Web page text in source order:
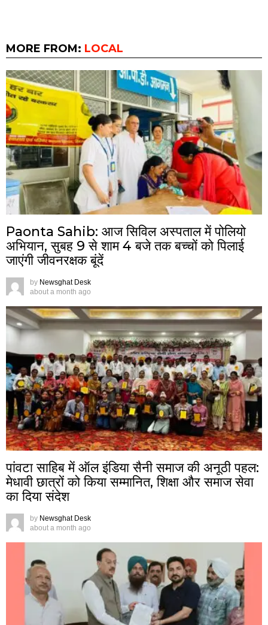
MORE FROM: LOCAL
Paonta Sahib: आज सिविल अस्पताल में पोलियो
अभियान, सुबह 9 से शाम 4 बजे तक बच्चों को पिलाई
जाएंगी जीवनरक्षक बूंदें
by Newsghat Desk
about a month ago
पांवटा साहिब में ऑल इंडिया सैनी समाज की अनूठी पहल:
मेधावी छात्रों को किया सम्मानित, शिक्षा और समाज सेवा
का दिया संदेश
by Newsghat Desk
about a month ago